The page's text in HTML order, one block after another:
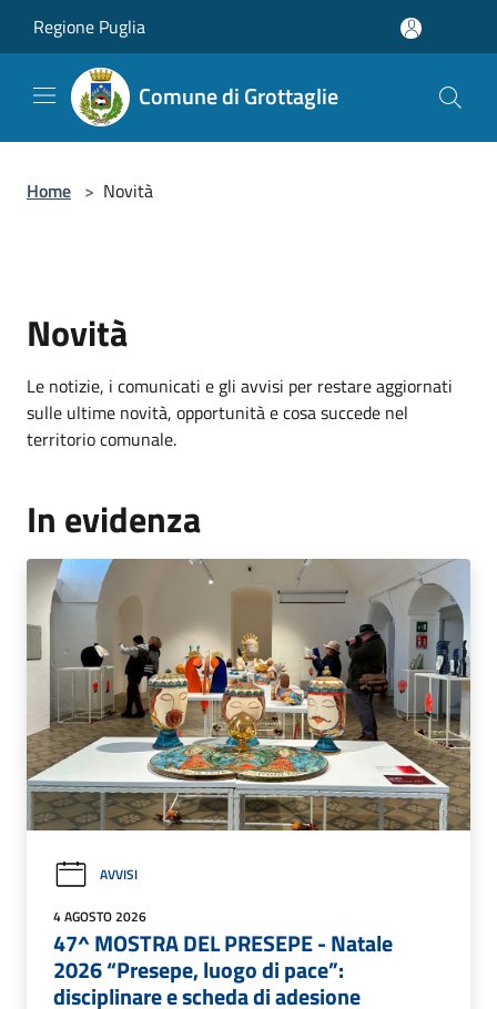
Regione Puglia
Comune di Grottaglie
Home > Novità
Novità
Le notizie, i comunicati e gli avvisi per restare aggiornati
sulle ultime novità, opportunità e cosa succede nel
territorio comunale.
In evidenza
AVVISI
4 AGOSTO 2026
47^ MOSTRA DEL PRESEPE - Natale
2026 “Presepe, luogo di pace”:
disciplinare e scheda di adesione